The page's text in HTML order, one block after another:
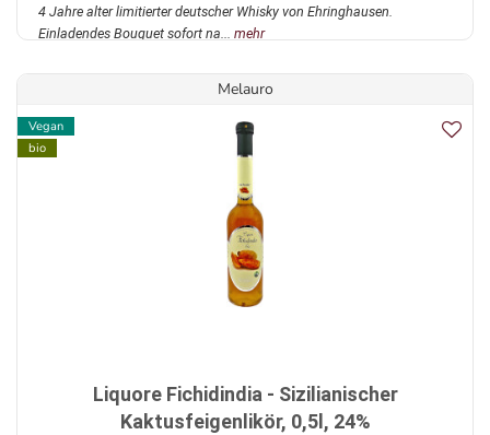
4 Jahre alter limitierter deutscher Whisky von Ehringhausen.
Einladendes Bouquet sofort na... mehr
Melauro
Vegan
bio
Liquore Fichidindia - Sizilianischer
Kaktusfeigenlikör, 0,5l, 24%